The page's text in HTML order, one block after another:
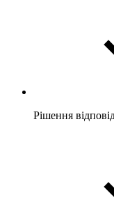
Рішення